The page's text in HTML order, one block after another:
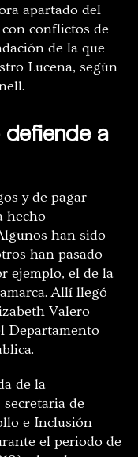
apartado del
conflictos de
de la que
Lucena, según
a
y de pagar
hecho
han sido
han pasado
ejemplo, el de la
Allí llegó
Valero
Departamento
de la
de
e Inclusión
el periodo de